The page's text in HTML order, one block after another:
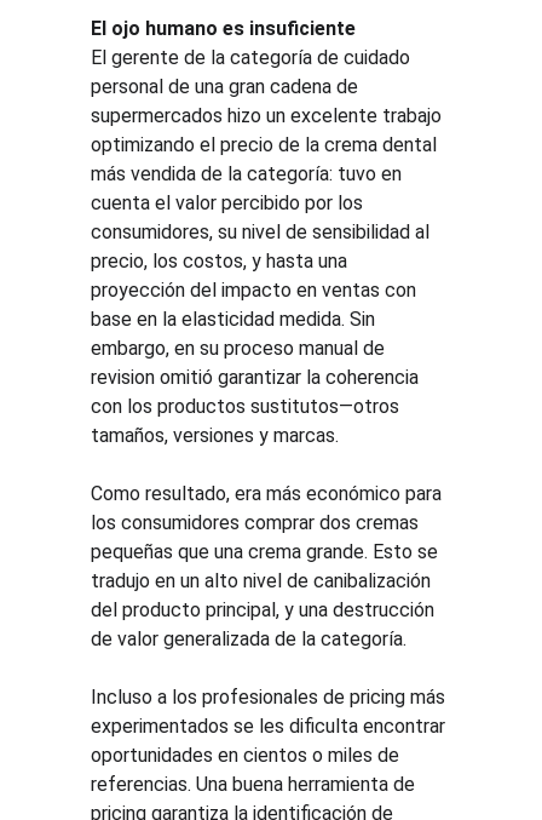
El ojo humano es insuficiente
El gerente de la categoría de cuidado
personal de una gran cadena de
supermercados hizo un excelente trabajo
optimizando el precio de la crema dental
más vendida de la categoría: tuvo en
cuenta el valor percibido por los
consumidores, su nivel de sensibilidad al
precio, los costos, y hasta una
proyección del impacto en ventas con
base en la elasticidad medida. Sin
embargo, en su proceso manual de
revision omitió garantizar la coherencia
con los productos sustitutos—otros
tamaños, versiones y marcas.
Como resultado, era más económico para
los consumidores comprar dos cremas
pequeñas que una crema grande. Esto se
tradujo en un alto nivel de canibalización
del producto principal, y una destrucción
de valor generalizada de la categoría.
Incluso a los profesionales de pricing más
experimentados se les dificulta encontrar
oportunidades en cientos o miles de
referencias. Una buena herramienta de
pricing garantiza la identificación de